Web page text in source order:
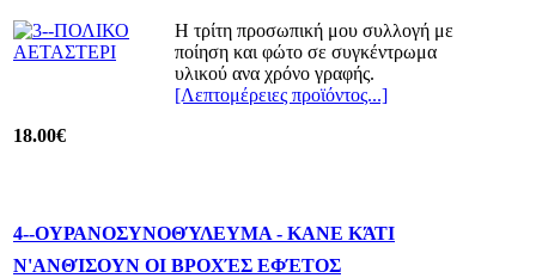
Η τρίτη προσωπική μου συλλογή με
ποίηση και φώτο σε συγκέντρωμα
υλικού ανα χρόνο γραφής.
[Λεπτομέρειες προϊόντος...]
18.00€
4--ΟΥΡΑΝΟΣΥΝΟΘΎΛΕΥΜΑ - ΚΑΝΕ ΚΆΤΙ
Ν'ΑΝΘΊΣΟΥΝ ΟΙ ΒΡΟΧΈΣ ΕΦΈΤΟΣ